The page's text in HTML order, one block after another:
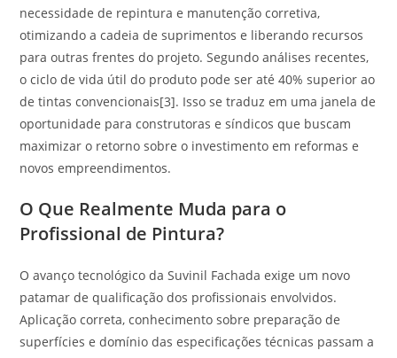
necessidade de repintura e manutenção corretiva,
otimizando a cadeia de suprimentos e liberando recursos
para outras frentes do projeto. Segundo análises recentes,
o ciclo de vida útil do produto pode ser até 40% superior ao
de tintas convencionais[3]. Isso se traduz em uma janela de
oportunidade para construtoras e síndicos que buscam
maximizar o retorno sobre o investimento em reformas e
novos empreendimentos.
O Que Realmente Muda para o
Profissional de Pintura?
O avanço tecnológico da Suvinil Fachada exige um novo
patamar de qualificação dos profissionais envolvidos.
Aplicação correta, conhecimento sobre preparação de
superfícies e domínio das especificações técnicas passam a